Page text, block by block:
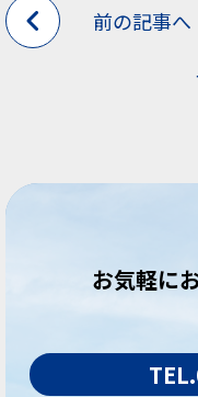
前の記事へ
お気軽に